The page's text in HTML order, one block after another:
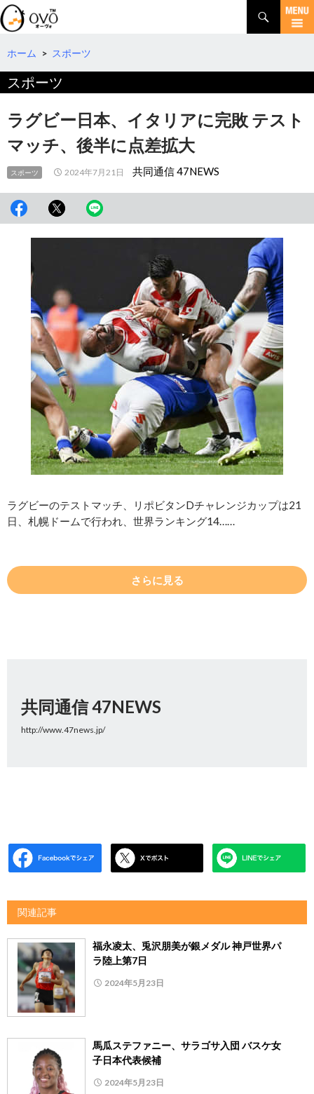
検
索
コ
テ
へ
ホーム > スポーツ
スポーツ
ラグビー日本、イタリアに完敗 テスト
マッチ、後半に点差拡大
スポーツ 2024年7月21日 共同通信 47NEWS
ラグビーのテストマッチ、リポビタンDチャレンジカップは21
日、札幌ドームで行われ、世界ランキング14……
さらに見る
共同通信 47NEWS
http://www.47news.jp/
関連記事
福永凌太、兎沢朋美が銀メダル 神戸世界パ
ラ陸上第7日
2024年5月23日
馬瓜ステファニー、サラゴサ入団 バスケ女
子日本代表候補
2024年5月23日